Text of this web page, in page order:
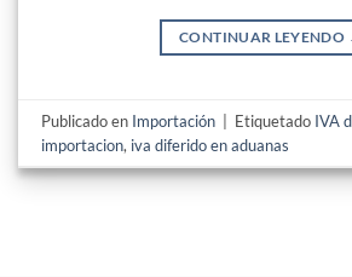
CONTINUAR LEYENDO
Publicado en Importación | Etiquetado IVA
importacion, iva diferido en aduanas